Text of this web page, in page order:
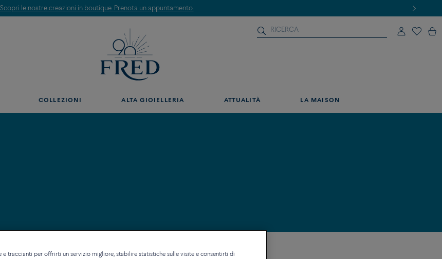
Scopri le nostre creazioni in boutique. Prenota un appuntamento.
COLLEZIONI ALTA GIOIELLERIA ATTUALITÀ LA MAISON
e traccianti per offrirti un servizio migliore, stabilire statistiche sulle visite e consentirti di